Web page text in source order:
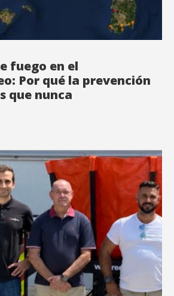
fuego en el
Por qué la prevención
que nunca